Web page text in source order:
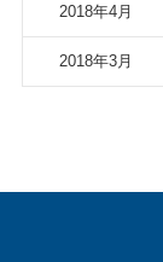
2018年4月
2018年3月